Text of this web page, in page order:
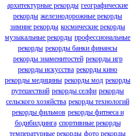
архитектурные рекорды географические
рекорды железнодорожные рекорды
зимние рекорды космические рекорды
музыкальные рекорды профессиональные
рекорды рекорды банки финансы
рекорды знаменитостей рекорды игр
рекорды искусства рекорды кино
рекорды медицины рекорды мод рекорды
путешествий рекорды селфи рекорды
сельского хозяйства рекорды технологий
рекорды фильмов рекорды фитнеса и
бодибилдинга спортивные рекорды
температурные рекорды фото рекорды